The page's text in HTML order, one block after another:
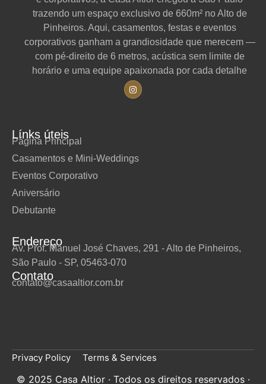
trazendo um espaço exclusivo de 660m² no Alto de
Pinheiros. Aqui, casamentos, festas e eventos
corporativos ganham a grandiosidade que merecem —
com pé-direito de 6 metros, acústica sem limite de
horário e uma equipe apaixonada por cada detalhe
Línks úteis
Página Principal
Casamentos e Mini-Weddings
Eventos Corporativo
Aniversário
Debutante
Endereço
Av. Prof. Manuel José Chaves, 291 - Alto de Pinheiros,
São Paulo - SP, 05463-070
Contato
contato@casaaltior.com.br
© 2025 Casa Altior · Todos os direitos reservados ·
Privacy Policy Terms & Services